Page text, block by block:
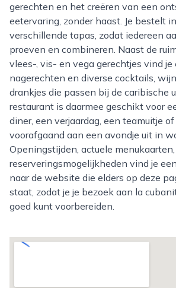
gerechten en het creëren van een
eetervaring, zonder haast. Je bestelt
verschillende tapas, zodat iedereen
proeven en combineren. Naast de
vlees-, vis- en vega gerechtjes vind je
nagerechten en diverse cocktails,
drankjes die passen bij de caribische
restaurant is daarmee geschikt voor
diner, een verjaardag, een teamuitje
voorafgaand aan een avondje uit in
Openingstijden, actuele
reserveringsmogelijkheden vind je
naar de website die elders op deze
staat, zodat je je bezoek aan la
goed kunt voorbereiden.